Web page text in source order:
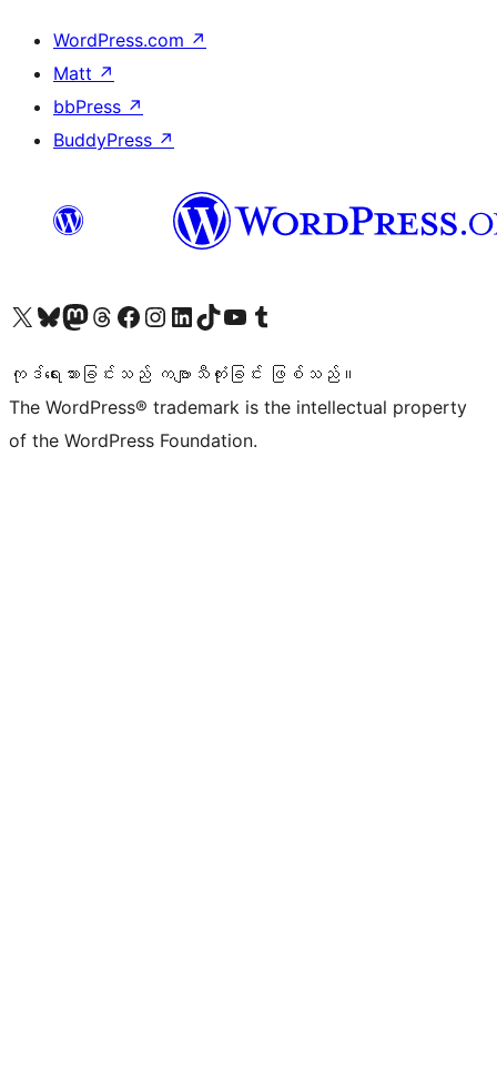
WordPress.com ↗
Matt ↗
bbPress ↗
BuddyPress ↗
ကျွန်ုပ်တို့၏ X (ယခင် Twitter) အကောင့်သို့ သွားရောက်ကြည့်ရှုပါကျွန်ုပ်တို့၏ Bluesky အကောင့်သို့ ဝင်ရောက်ကြည့်ရှုရန်
ကျွန်ုပ်တို့၏ Mastodon အကောင့်သို့ သွားရောက်ကြည့်ရှုပါကျွန်ုပ်တို့၏ Threads အကောင့်သို့ ဝင်ရောက်ကြည့်ရှုရန်
ကျွန်ုပ်တို့၏ Facebook စာမျက်နှာသို့ သွားရောက်ကြည့်ရှုပါကျွန်ုပ်တို့၏ Instagram အကောင့်သို့ သွားရောက်ကြည့်ရှုပါ ကျွန်ုပ်တို့၏ LinkedIn အကောင့်သို့ သွားရောက်ကြည့်ရှုပါကျွန်ုပ်တို့၏ TikTok အကောင့်သို့ ဝင်ရောက်ကြည့်ရှုရန်
ကျွန်ုပ်တို့၏ YouTube ချန်နယ်သို့ သွားရောက်ကြည့်ရှုပါ ကျွန်ုပ်တို့၏ Tumblr အကောင့်သို့ ဝင်ရောက်ကြည့်ရှုရန်
ကုဒ်ရေးသားခြင်းသည် ကဗျာသီကုံးခြင်း ဖြစ်သည်။
The WordPress® trademark is the intellectual property
of the WordPress Foundation.